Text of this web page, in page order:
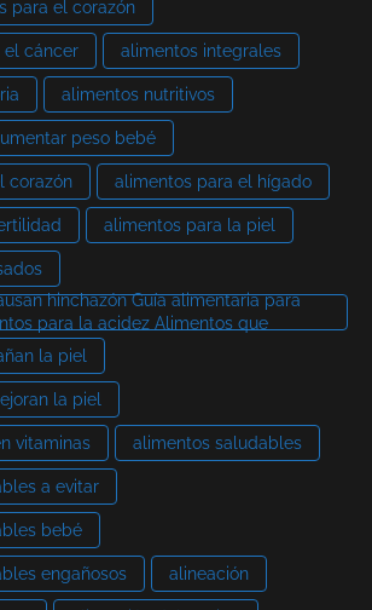
para el corazón
el cáncer alimentos integrales
alimentos nutritivos
peso bebé
corazón alimentos para el hígado
alimentos para la piel
hinchazón Guía alimentaria para
para la acidez Alimentos que
la piel
la piel
vitaminas alimentos saludables
a evitar
bebé
engañosos alineación